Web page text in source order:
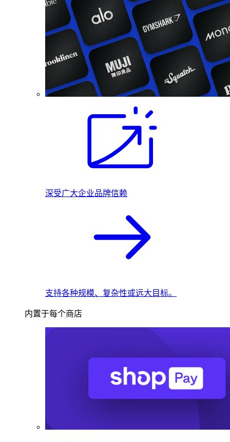
深受广大企业品牌信赖
支持各种规模、复杂性或远大目标。
内置于每个商店